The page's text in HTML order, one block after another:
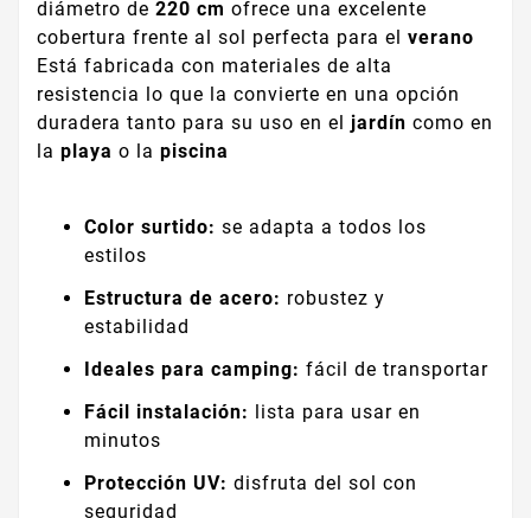
diámetro de 220 cm ofrece una excelente
cobertura frente al sol perfecta para el verano
Está fabricada con materiales de alta
resistencia lo que la convierte en una opción
duradera tanto para su uso en el jardín como en
la playa o la piscina
Color surtido: se adapta a todos los
estilos
Estructura de acero: robustez y
estabilidad
Ideales para camping: fácil de transportar
Fácil instalación: lista para usar en
minutos
Protección UV: disfruta del sol con
seguridad